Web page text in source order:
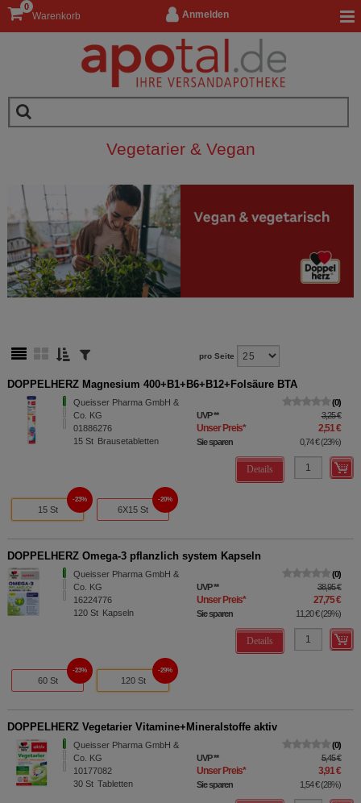
Anmelden
Warenkorb
0
Vegetarier & Vegan
pro Seite
DOPPELHERZ Magnesium 400+B1+B6+B12+Folsäure BTA
Queisser Pharma GmbH &
Co. KG
01886276
15 St Brausetabletten
0
UVP** 3,25 €
Unser Preis* 2,51 €
Sie sparen 0,74 €(23%)
Details
15 St
23%
6X15 St
20%
DOPPELHERZ Omega-3 pflanzlich system Kapseln
Queisser Pharma GmbH &
Co. KG
16224776
120 St Kapseln
0
UVP** 38,95 €
Unser Preis* 27,75 €
Sie sparen 11,20 €(29%)
Details
60 St
23%
120 St
29%
DOPPELHERZ Vegetarier Vitamine+Mineralstoffe aktiv
Queisser Pharma GmbH &
Co. KG
10177082
30 St Tabletten
0
UVP** 5,45 €
Unser Preis* 3,91 €
Sie sparen 1,54 €(28%)